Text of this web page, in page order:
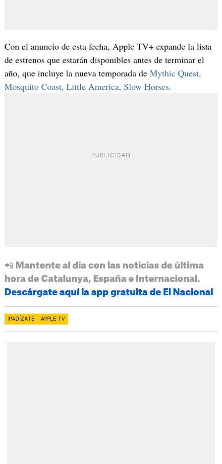
Con el anuncio de esta fecha, Apple TV+ expande la lista
de estrenos que estarán disponibles antes de terminar el
año, que incluye la nueva temporada de Mythic Quest,
Mosquito Coast, Little America, Slow Horses.
📲 Mantente al día con las noticias de última
hora de Catalunya, España e Internacional.
Descárgate aquí la app gratuita de El Nacional
IPADÍZATE APPLE TV